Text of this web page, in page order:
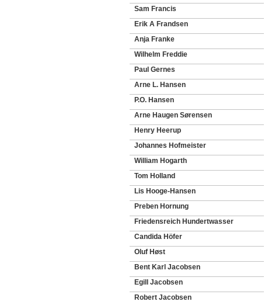
Sam Francis
Erik A Frandsen
Anja Franke
Wilhelm Freddie
Paul Gernes
Arne L. Hansen
P.O. Hansen
Arne Haugen Sørensen
Henry Heerup
Johannes Hofmeister
William Hogarth
Tom Holland
Lis Hooge-Hansen
Preben Hornung
Friedensreich Hundertwasser
Candida Höfer
Oluf Høst
Bent Karl Jacobsen
Egill Jacobsen
Robert Jacobsen